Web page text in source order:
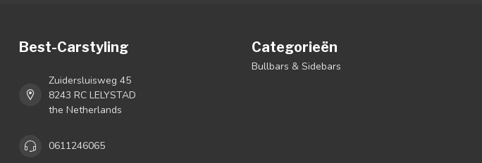
Best-Carstyling
Zuidersluisweg 45
8243 RC LELYSTAD
the Netherlands
0611246065
Categorieën
Bullbars & Sidebars